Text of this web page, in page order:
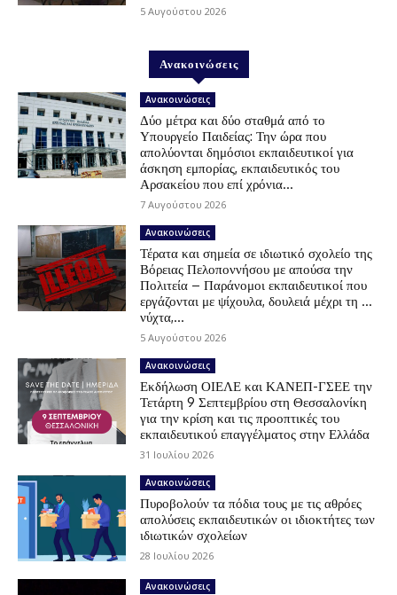
5 Αυγούστου 2026
Ανακοινώσεις
Ανακοινώσεις
Δύο μέτρα και δύο σταθμά από το
Υπουργείο Παιδείας: Την ώρα που
απολύονται δημόσιοι εκπαιδευτικοί για
άσκηση εμπορίας, εκπαιδευτικός του
Αρσακείου που επί χρόνια...
7 Αυγούστου 2026
Ανακοινώσεις
Τέρατα και σημεία σε ιδιωτικό σχολείο της
Βόρειας Πελοποννήσου με απούσα την
Πολιτεία – Παράνομοι εκπαιδευτικοί που
εργάζονται με ψίχουλα, δουλειά μέχρι τη …
νύχτα,...
5 Αυγούστου 2026
Ανακοινώσεις
Εκδήλωση ΟΙΕΛΕ και ΚΑΝΕΠ-ΓΣΕΕ την
Τετάρτη 9 Σεπτεμβρίου στη Θεσσαλονίκη
για την κρίση και τις προοπτικές του
εκπαιδευτικού επαγγέλματος στην Ελλάδα
31 Ιουλίου 2026
Ανακοινώσεις
Πυροβολούν τα πόδια τους με τις αθρόες
απολύσεις εκπαιδευτικών οι ιδιοκτήτες των
ιδιωτικών σχολείων
28 Ιουλίου 2026
Ανακοινώσεις